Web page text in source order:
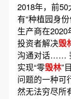
2018年，前
有“种植园身
生产商在2020
投资者解决毁
沟通对话……
实现“零毁林”
问题的一种可
然无法穷尽所